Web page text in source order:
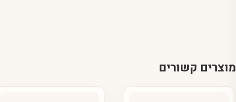
מוצרים קשורים